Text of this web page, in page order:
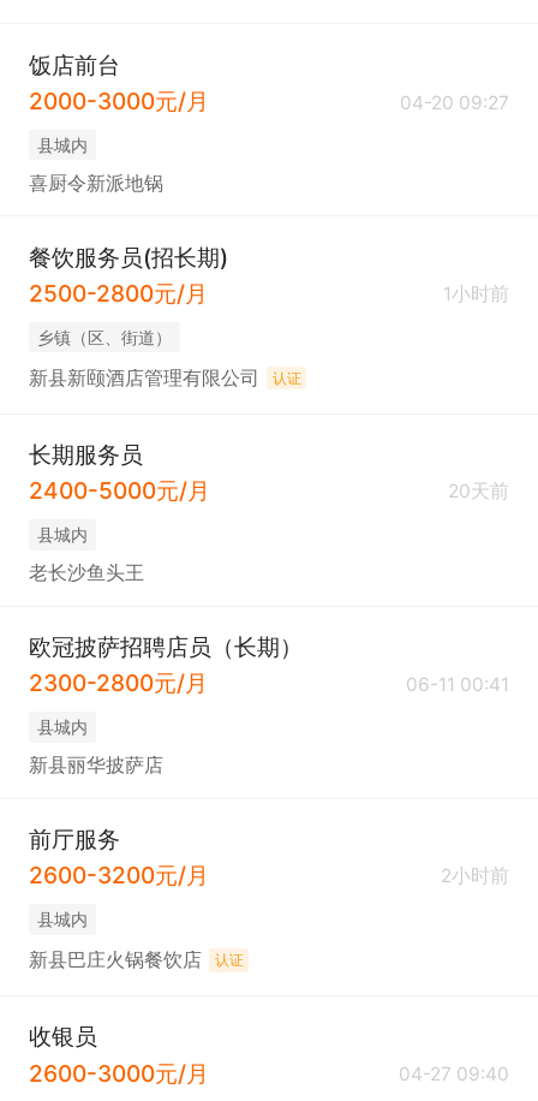
饭店前台
2000-3000元/月
04-20 09:27
县城内
喜厨令新派地锅
餐饮服务员(招长期)
2500-2800元/月
1小时前
乡镇（区、街道）
新县新颐酒店管理有限公司 认证
长期服务员
2400-5000元/月
20天前
县城内
老长沙鱼头王
欧冠披萨招聘店员（长期）
2300-2800元/月
06-11 00:41
县城内
新县丽华披萨店
前厅服务
2600-3200元/月
2小时前
县城内
新县巴庄火锅餐饮店 认证
收银员
2600-3000元/月
04-27 09:40